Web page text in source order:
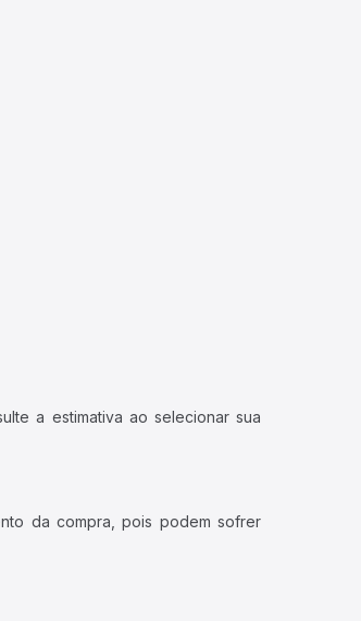
a estimativa ao selecionar sua
da compra, pois podem sofrer